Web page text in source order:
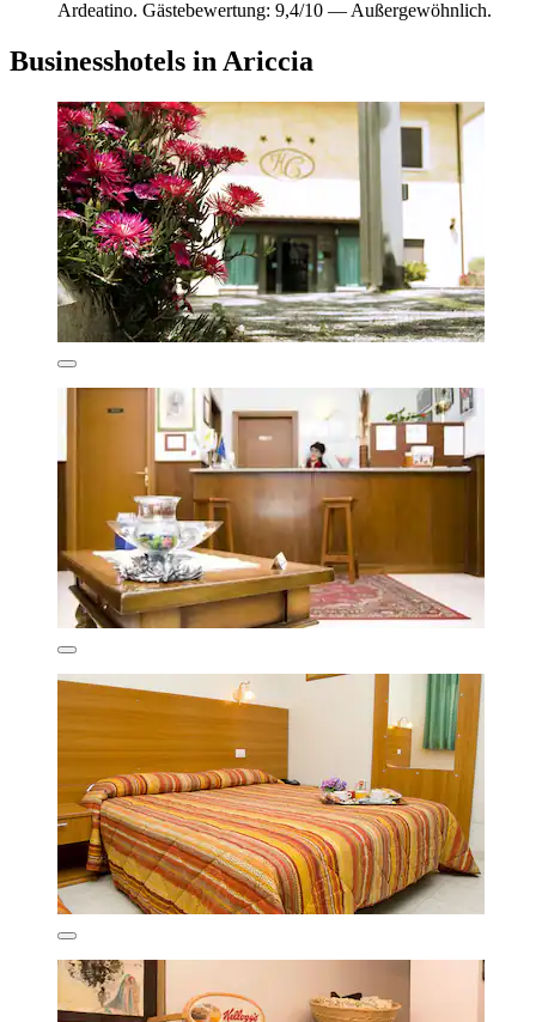
Ardeatino. Gästebewertung: 9,4/10 — Außergewöhnlich.
Businesshotels in Ariccia